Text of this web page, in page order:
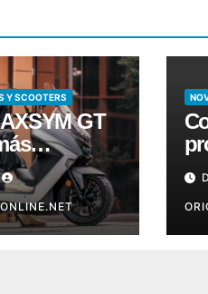
Y SCOOTERS
GT
la